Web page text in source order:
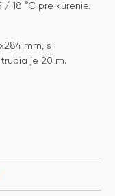
18 °C pre kúrenie.
mm, s
je 20 m.